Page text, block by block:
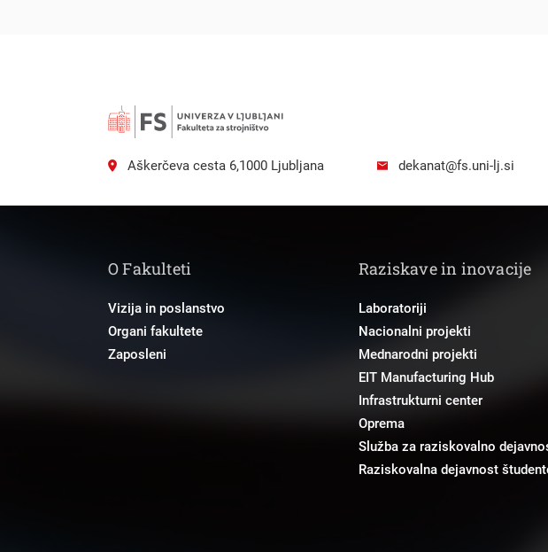
Aškerčeva cesta 6,1000 Ljubljana dekanat@fs.uni-lj.si
O Fakulteti
Vizija in poslanstvo
Organi fakultete
Zaposleni
Raziskave in inovacije
Laboratoriji
Nacionalni projekti
Mednarodni projekti
EIT Manufacturing Hub
Infrastrukturni center
Oprema
Služba za raziskovalno
Raziskovalna dejavnost